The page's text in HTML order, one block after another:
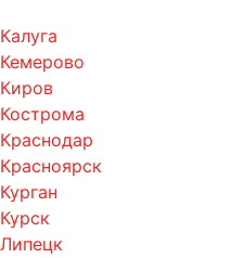
Калуга
Кемерово
Киров
Кострома
Краснодар
Красноярск
Курган
Курск
Липецк